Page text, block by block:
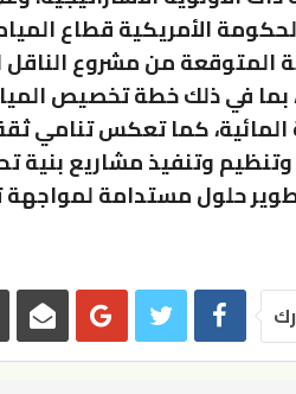
الأمريكية قطاع
المتوقعة من مشروع الناقل
بما في ذلك خطة تخصيص
المائية، كما تعكس تنامي
وتنفيذ مشاريع بنية
حلول مستدامة لمواجهة